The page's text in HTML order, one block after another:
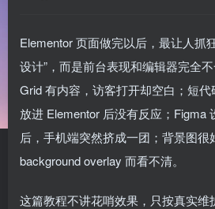
Elementor 页面做完以后，最让人抓
设计”，而是前台表现和编辑器完全
Grid 有内容，访客打开却空白；短代
放进 Elementor 后没有反应；Figma
后，手机端突然挤成一团；背景图
background overlay 而看不清。
这篇教程不讲花哨效果，只按真实维